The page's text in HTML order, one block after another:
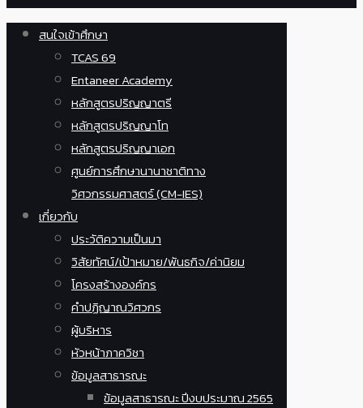
สนใจเข้าศึกษา
TCAS 69
Entaneer Academy
หลักสูตรปริญญาตรี
หลักสูตรปริญญาโท
หลักสูตรปริญญาเอก
ศูนย์การศึกษานานาชาติทาง
วิศวกรรมศาสตร์ (CM-IES)
เกี่ยวกับ
ประวัติความเป็นมา
วิสัยทัศน์/เป้าหมาย/พันธกิจ/ค่านิยม
โครงสร้างองค์กร
คำปฏิญาณวิศวกร
ผู้บริหาร
หัวหน้าภาควิชา
ข้อมูลสาธารณะ
ข้อมูลสาธารณะ ปีงบประมาณ 2565